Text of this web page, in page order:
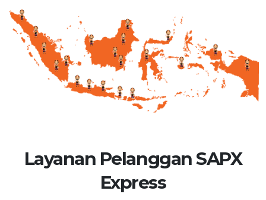
Layanan Pelanggan SAPX
Express